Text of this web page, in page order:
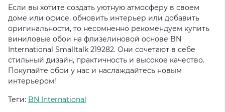
Если вы хотите создать уютную атмосферу в своем
доме или офисе, обновить интерьер или добавить
оригинальности, то несомненно рекомендуем купить
виниловые обои на флизелиновой основе BN
International Smalltalk 219282. Они сочетают в себе
стильный дизайн, практичность и высокое качество.
Покупайте обои у нас и наслаждайтесь новым
интерьером!
Теги: BN International